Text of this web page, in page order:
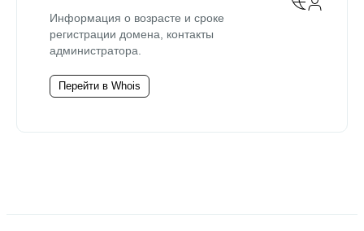
Информация о возрасте и сроке
регистрации домена, контакты
администратора.
Перейти в Whois